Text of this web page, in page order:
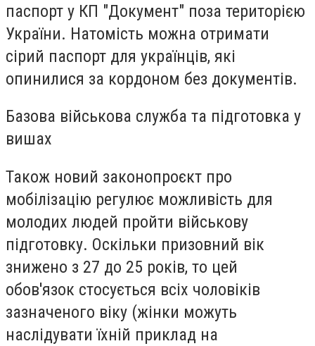
паспорт у КП "Документ" поза територією
України. Натомість можна отримати
сірий паспорт для українців, які
опинилися за кордоном без документів.
Базова військова служба та підготовка у
вишах
Також новий законопроєкт про
мобілізацію регулює можливість для
молодих людей пройти військову
підготовку. Оскільки призовний вік
знижено з 27 до 25 років, то цей
обов'язок стосується всіх чоловіків
зазначеного віку (жінки можуть
наслідувати їхній приклад на